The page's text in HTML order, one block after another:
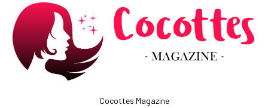
Cocottes Magazine